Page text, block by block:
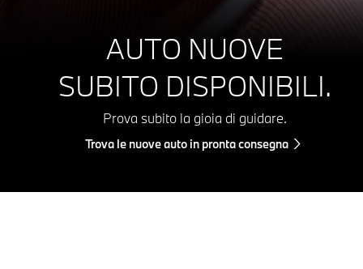
AUTO NUOVE
SUBITO DISPONIBILI.
Prova subito la gioia di guidare.
Trova le nuove auto in pronta consegna